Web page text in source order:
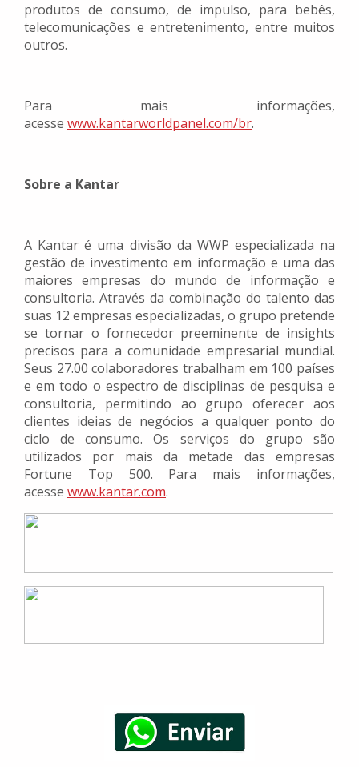
produtos de consumo, de impulso, para bebês,
telecomunicações e entretenimento, entre muitos
outros.
Para mais informações,
acesse www.kantarworldpanel.com/br.
Sobre a Kantar
A Kantar é uma divisão da WWP especializada na
gestão de investimento em informação e uma das
maiores empresas do mundo de informação e
consultoria. Através da combinação do talento das
suas 12 empresas especializadas, o grupo pretende
se tornar o fornecedor preeminente de insights
precisos para a comunidade empresarial mundial.
Seus 27.00 colaboradores trabalham em 100 países
e em todo o espectro de disciplinas de pesquisa e
consultoria, permitindo ao grupo oferecer aos
clientes ideias de negócios a qualquer ponto do
ciclo de consumo. Os serviços do grupo são
utilizados por mais da metade das empresas
Fortune Top 500. Para mais informações,
acesse www.kantar.com.